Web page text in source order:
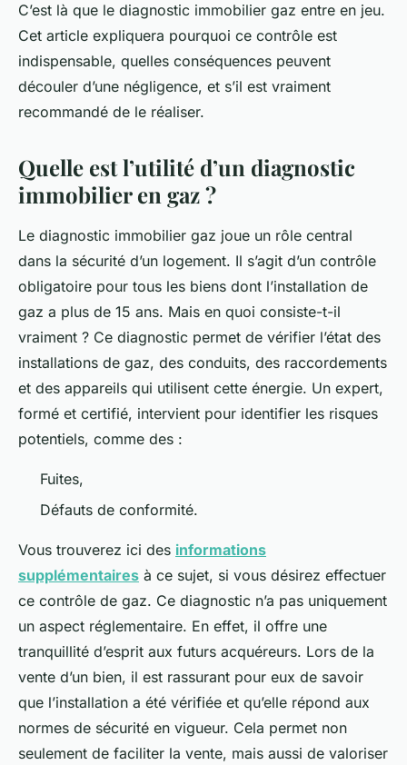
C’est là que le diagnostic immobilier gaz entre en jeu.
Cet article expliquera pourquoi ce contrôle est
indispensable, quelles conséquences peuvent
découler d’une négligence, et s’il est vraiment
recommandé de le réaliser.
Quelle est l’utilité d’un diagnostic
immobilier en gaz ?
Le diagnostic immobilier gaz joue un rôle central
dans la sécurité d’un logement. Il s’agit d’un contrôle
obligatoire pour tous les biens dont l’installation de
gaz a plus de 15 ans. Mais en quoi consiste-t-il
vraiment ? Ce diagnostic permet de vérifier l’état des
installations de gaz, des conduits, des raccordements
et des appareils qui utilisent cette énergie. Un expert,
formé et certifié, intervient pour identifier les risques
potentiels, comme des :
Fuites,
Défauts de conformité.
Vous trouverez ici des informations
supplémentaires à ce sujet, si vous désirez effectuer
ce contrôle de gaz. Ce diagnostic n’a pas uniquement
un aspect réglementaire. En effet, il offre une
tranquillité d’esprit aux futurs acquéreurs. Lors de la
vente d’un bien, il est rassurant pour eux de savoir
que l’installation a été vérifiée et qu’elle répond aux
normes de sécurité en vigueur. Cela permet non
seulement de faciliter la vente, mais aussi de valoriser